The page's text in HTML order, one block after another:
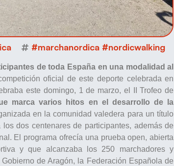
#marchanordica #nordicwalking
de toda España en una modalidad al
oficial de este deporte celebrada en
este domingo, 1 de marzo, el II Trofeo de
marca varios hitos en el desarrollo de la
en la comunidad valedera para un título
dos centenares de participantes, además de
El programa ofrecía una prueba open, abierta
y que alcanzaba los 250 marchadores y
de Aragón, la Federación Española de